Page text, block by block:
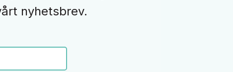
nyhetsbrev.